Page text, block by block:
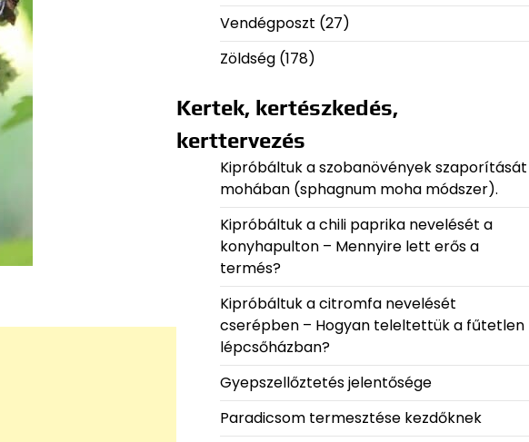
Vendégposzt (27)
Zöldség(178)
Kertek, kertészkedés,
kerttervezés
Kipróbáltuk a szobanövények szaporítását
mohában (sphagnum moha módszer).
Kipróbáltuk a chili paprika nevelését a
konyhapulton – Mennyire lett erős a
termés?
Kipróbáltuk a citromfa nevelését
cserépben – Hogyan teleltettük a fűtetlen
lépcsőházban?
Gyepszellőztetés jelentősége
Paradicsom termesztése kezdőknek